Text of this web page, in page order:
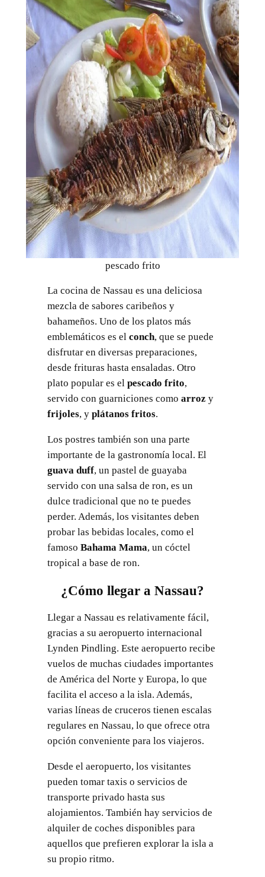
pescado frito
La cocina de Nassau es una deliciosa
mezcla de sabores caribeños y
bahameños. Uno de los platos más
emblemáticos es el conch, que se puede
disfrutar en diversas preparaciones,
desde frituras hasta ensaladas. Otro
plato popular es el pescado frito,
servido con guarniciones como arrozy
frijoles, yplátanos fritos.
Los postres también son una parte
importante de la gastronomía local. El
guava duff, un pastel de guayaba
servido con una salsa de ron, es un
dulce tradicional que no te puedes
perder. Además, los visitantes deben
probar las bebidas locales, como el
famoso Bahama Mama, un cóctel
tropical a base de ron.
¿Cómo llegar a Nassau?
Llegar a Nassau es relativamente fácil,
gracias a su aeropuerto internacional
Lynden Pindling. Este aeropuerto recibe
vuelos de muchas ciudades importantes
de América del Norte y Europa, lo que
facilita el acceso a la isla. Además,
varias líneas de cruceros tienen escalas
regulares en Nassau, lo que ofrece otra
opción conveniente para los viajeros.
Desde el aeropuerto, los visitantes
pueden tomar taxis o servicios de
transporte privado hasta sus
alojamientos. También hay servicios de
alquiler de coches disponibles para
aquellos que prefieren explorar la isla a
su propio ritmo.